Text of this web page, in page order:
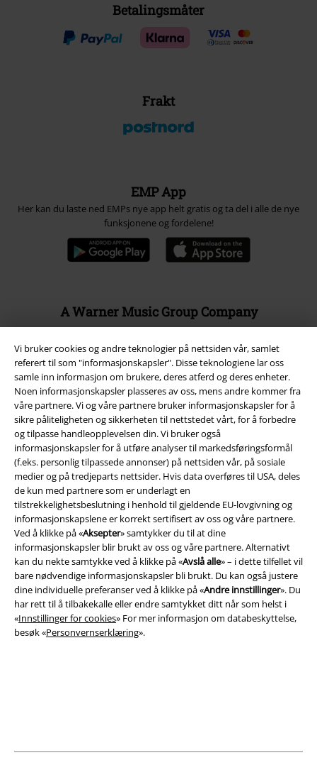
Vi bruker cookies og andre teknologier på nettsiden vår, samlet
referert til som "informasjonskapsler". Disse teknologiene lar oss
samle inn informasjon om brukere, deres atferd og deres enheter.
Noen informasjonskapsler plasseres av oss, mens andre kommer fra
våre partnere. Vi og våre partnere bruker informasjonskapsler for å
sikre påliteligheten og sikkerheten til nettstedet vårt, for å forbedre
og tilpasse handleopplevelsen din. Vi bruker også
informasjonskapsler for å utføre analyser til markedsføringsformål
(f.eks. personlig tilpassede annonser) på nettsiden vår, på sosiale
medier og på tredjeparts nettsider. Hvis data overføres til USA, deles
de kun med partnere som er underlagt en
tilstrekkelighetsbeslutning i henhold til gjeldende EU-lovgivning og
informasjonskapslene er korrekt sertifisert av oss og våre partnere.
Ved å klikke på «Aksepter» samtykker du til at dine
informasjonskapsler blir brukt av oss og våre partnere. Alternativt
kan du nekte samtykke ved å klikke på «Avslå alle» – i dette tilfellet vil
bare nødvendige informasjonskapsler bli brukt. Du kan også justere
dine individuelle preferanser ved å klikke på «Andre innstillinger». Du
har rett til å tilbakekalle eller endre samtykket ditt når som helst i
«Innstillinger for cookies» For mer informasjon om databeskyttelse,
besøk «Personvernserklæring».
Betalingsmåter
Frakt
EMP App
Her kan du laste ned EMPs nye app helt gratis og ta del i alle de nye
funksjonene og fordelene!
A Warner Music Group Company
Juridisk informasjon/Vilkår
Vilkår
Impressum
Konfidensialitetserklæring
Avfallshåndtering og miljøbeskyttelse